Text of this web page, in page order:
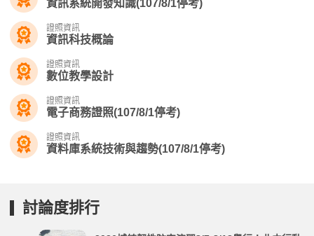
資訊系統開發知識(107/8/1停考)
證照資訊
資訊科技概論
證照資訊
數位教學設計
證照資訊
電子商務證照(107/8/1停考)
證照資訊
資料庫系統技術與趨勢(107/8/1停考)
討論度排行